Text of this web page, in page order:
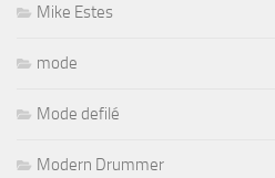
Mike Estes
mode
Mode defilé
Modern Drummer